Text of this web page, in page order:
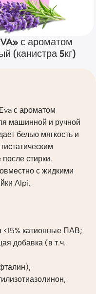
с ароматом
(канистра 5кг)
с ароматом
машинной и ручной
белью мягкость и
стирки.
с жидкими
Alpi.
катионные ПАВ;
добавка (в т.ч.